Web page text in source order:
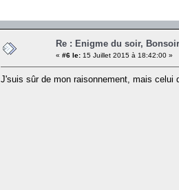
Re : Enigme du soir,
« #6 le: 15 Juillet 2015 à 18:42:00 »
J'suis sûr de mon raisonnement, mais